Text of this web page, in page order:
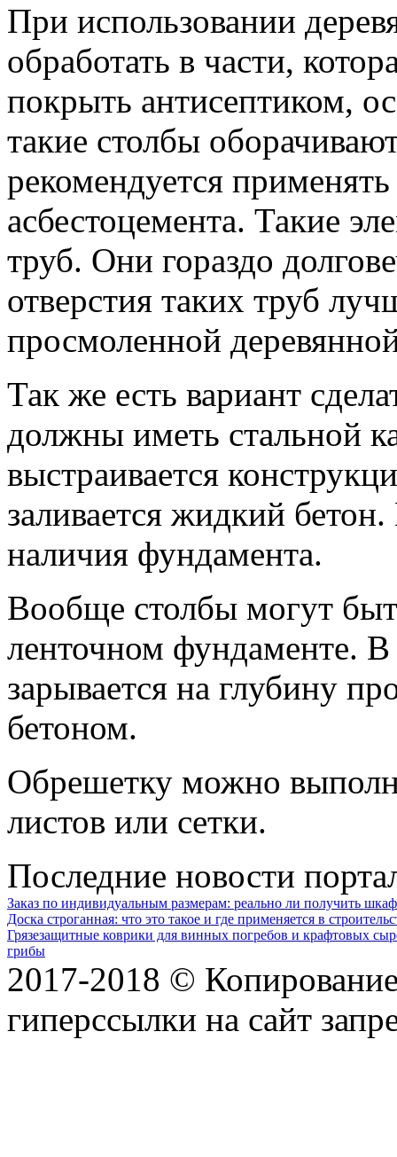
При использовании
обработать в части,
покрыть антисептиком,
такие столбы
рекомендуется
асбестоцемента. Такие
труб. Они гораздо
отверстия таких труб
просмоленной
Так же есть вариант
должны иметь стальной
выстраивается
заливается жидкий
наличия фундамента.
Вообще столбы могут
ленточном фундаменте.
зарывается на глубину
бетоном.
Обрешетку можно
листов или сетки.
Последние новости
Заказ по индивидуальным размерам: реально ли получить
Доска строганная: что это такое и где применяется в
Грязезащитные коврики для винных погребов и крафтовых
грибы
2017-2018 ©
гиперссылки на сайт